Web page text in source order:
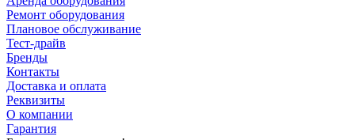
Ремонт оборудования
Плановое обслуживание
Тест-драйв
Бренды
Контакты
Доставка и оплата
Реквизиты
О компании
Гарантия